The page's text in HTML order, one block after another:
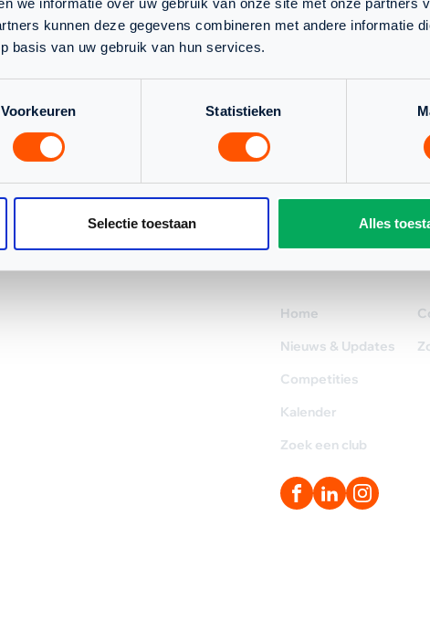
kunnen deze gegevens combineren met andere informatie
basis van uw gebruik van hun services.
Voorkeuren Statistieken
Selectie toestaan Alles
Direct naar
Home
Nieuws & Updates
Competities
Kalender
Zoek een club